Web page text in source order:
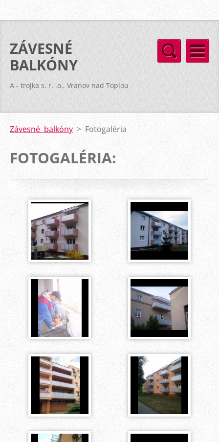
ZÁVESNÉ
BALKÓNY
A - trojka s. r. .o., Vranov nad Topľou
Závesné balkóny > Fotogaléria
FOTOGALÉRIA: